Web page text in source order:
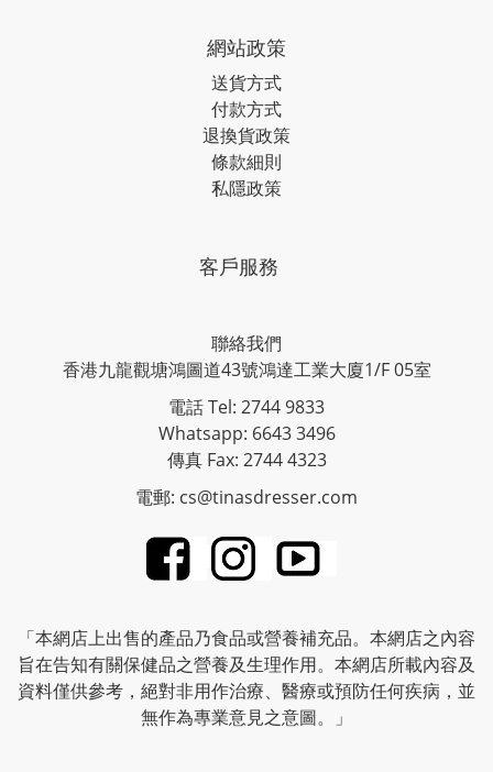
網站政策
送貨方式
付款方式
退換貨政策
條款細則
私隱政策
客戶服務
聯絡我們
香港九龍觀塘鴻圖道43號鴻達工業大廈1/F 05室
電話 Tel: 2744 9833
Whatsapp: 6643 3496
傳真 Fax: 2744 4323
電郵: cs@tinasdresser.com
「本網店上出售的產品乃食品或營養補充品。本網店之內容
旨在告知有關保健品之營養及生理作用。本網店所載內容及
資料僅供參考，絕對非用作治療、醫療或預防任何疾病，並
無作為專業意見之意圖。」